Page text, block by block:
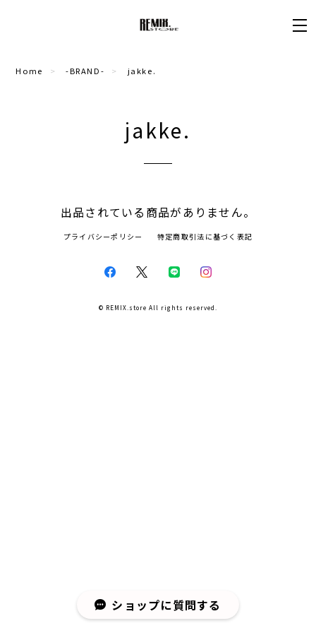
Home -BRAND- jakke.
jakke.
出品されている商品がありません。
プライバシーポリシー 特定商取引法に基づく表記
© REMIX.store All rights reserved.
ショップに質問する